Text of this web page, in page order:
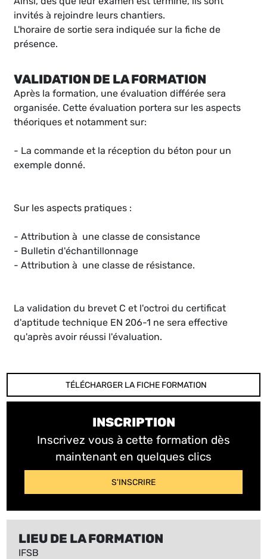
invités à rejoindre leurs chantiers.
L'horaire de sortie sera indiquée sur la fiche de
présence.
VALIDATION DE LA FORMATION
Après la formation, une évaluation différée sera
organisée. Cette évaluation portera sur les aspects
théoriques et notamment sur:
- La commande et la réception du béton pour un
exemple donné.
Sur les aspects pratiques :
- Attribution à une classe de consistance
- Bulletin d'échantillonnage
- Attribution à une classe de résistance.
La validation du brevet C et l'octroi du certificat
d'aptitude technique EN 206-1 ne sera effective
qu'après avoir réussi l'évaluation.
TÉLÉCHARGER LA FICHE FORMATION
INSCRIPTION
Inscrivez vous à cette formation dès
maintenant en quelques clics
S'INSCRIRE
LIEU DE LA FORMATION
IFSB